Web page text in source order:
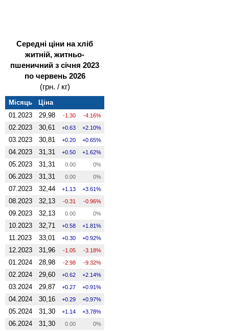
Середні ціни на хліб
житній, житньо-
пшеничний з січня 2023
по червень 2026
(грн. / кг)
Місяць
Ціна
01.2023
29,98 -1.30 -4.16%
02.2023 30,61 0.63 2.10%
03.2023 30,81 0.20 0.65%
04.2023 31,31 0.50 1.62%
05.2023 31,31 0.00 0%
06.2023 31,31 0.00 0%
07.2023 32,44 1.13 3.61%
08.2023 32,13 -0.31 -0.96%
09.2023 32,13 0.00 0%
10.2023 32,71 0.58 1.81%
11.2023 33,01 0.30 0.92%
12.2023 31,96 -1.05 -3.18%
01.2024 28,98 -2.98 -9.32%
02.2024 29,60 0.62 2.14%
03.2024 29,87 0.27 0.91%
04.2024 30,16 0.29 0.97%
05.2024 31,30 1.14 3.78%
06.2024 31,30 0.00 0%